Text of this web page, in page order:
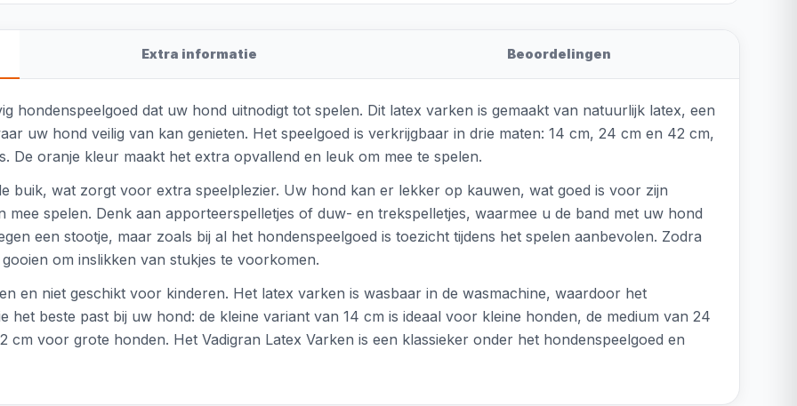
Extra informatie Beoordelingen
hondenspeelgoed dat uw hond uitnodigt tot spelen. Dit latex varken is gemaakt van natuurlijk latex, een
uw hond veilig van kan genieten. Het speelgoed is verkrijgbaar in drie maten: 14 cm, 24 cm en 42 cm,
De oranje kleur maakt het extra opvallend en leuk om mee te spelen.
buik, wat zorgt voor extra speelplezier. Uw hond kan er lekker op kauwen, wat goed is voor zijn
spelen. Denk aan apporteerspelletjes of duw- en trekspelletjes, waarmee u de band met uw hond
een stootje, maar zoals bij al het hondenspeelgoed is toezicht tijdens het spelen aanbevolen. Zodra
om inslikken van stukjes te voorkomen.
en niet geschikt voor kinderen. Het latex varken is wasbaar in de wasmachine, waardoor het
het beste past bij uw hond: de kleine variant van 14 cm is ideaal voor kleine honden, de medium van 24
voor grote honden. Het Vadigran Latex Varken is een klassieker onder het hondenspeelgoed en